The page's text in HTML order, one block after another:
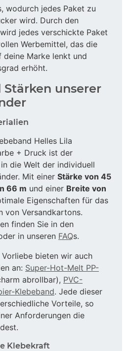
wodurch jedes Paket zu
wird. Durch den
jedes verschickte Paket
Werbemittel, das die
deine Marke lenkt und
erhöht.
unserer
Helles Lila
+ Druck ist der
die Welt der individuell
Mit einer Stärke von 45
66 m und einer Breite von
Eigenschaften für das
von Versandkartons.
finden Sie in den
in unseren FAQs.
bieten wir auch
an: Super-Hot-Melt PP-
abrollbar), PVC-
Klebeband. Jede dieser
Vorteile, so
Anforderungen die
Klebekraft